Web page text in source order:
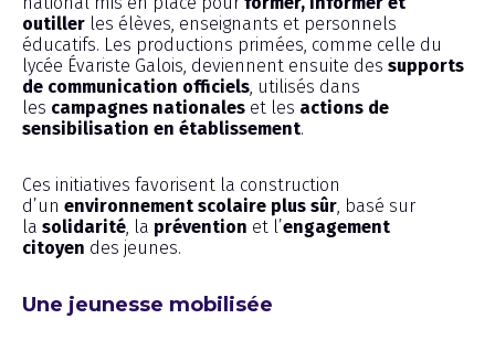
outiller les élèves, enseignants et personnels
éducatifs. Les productions primées, comme celle du
lycée Évariste Galois, deviennent ensuite des supports
de communication officiels, utilisés dans
les campagnes nationales et les actions de
sensibilisation en établissement.
Ces initiatives favorisent la construction
d’un environnement scolaire plus sûr, basé sur
la solidarité, la prévention et l’engagement
citoyen des jeunes.
Une jeunesse mobilisée